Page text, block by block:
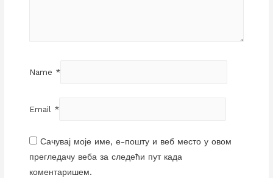
Name *
Email *
Сачувај моје име, е-пошту и веб место у овом
прегледачу веба за следећи пут када
коментаришем.